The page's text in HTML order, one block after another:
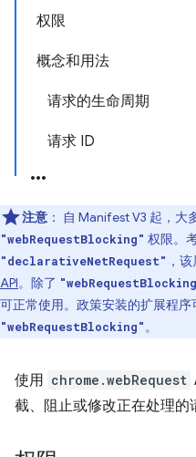
权限
概念和用法
请求的生命周期
请求 ID
注意 ： 自 Manifest V3 起，大
"webRequestBlocking" 权限。
"declarativeNetRequest" ，
API。除了
可正常使用。政策安装的扩展程序
"webRequestBlocking"。
使用 chrome.webRequest
截、阻止或修改正在处理的